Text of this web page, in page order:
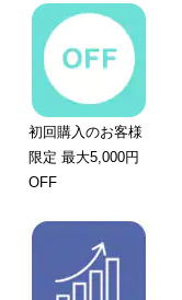
初回購入のお客様
限定 最大5,000円
OFF